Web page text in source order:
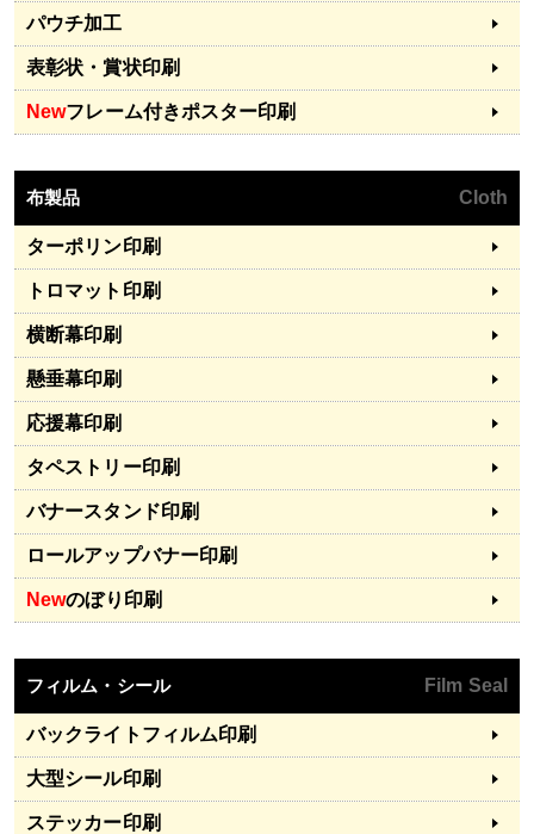
パウチ加工
表彰状・賞状印刷
Newフレーム付きポスター印刷
布製品 Cloth
ターポリン印刷
トロマット印刷
横断幕印刷
懸垂幕印刷
応援幕印刷
タペストリー印刷
バナースタンド印刷
ロールアップバナー印刷
Newのぼり印刷
フィルム・シール Film Seal
バックライトフィルム印刷
大型シール印刷
ステッカー印刷